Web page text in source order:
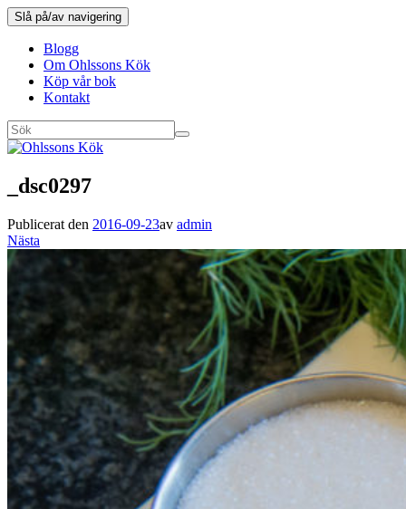
Slå på/av navigering
Blogg
Om Ohlssons Kök
Köp vår bok
Kontakt
_dsc0297
Publicerat den 2016-09-23av admin
Nästa